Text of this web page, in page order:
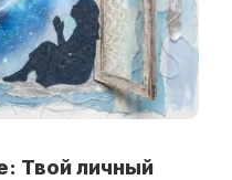
Твой личный